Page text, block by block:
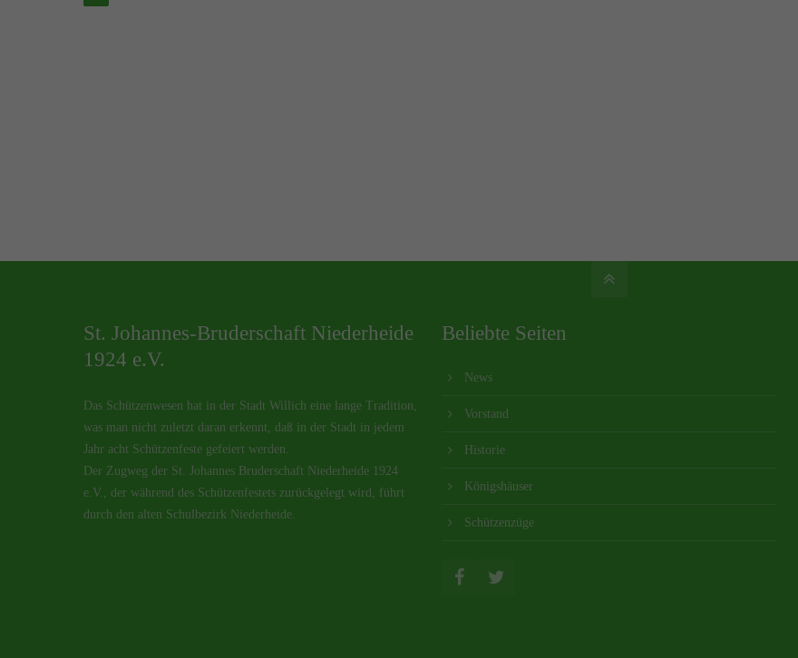
St. Johannes-Bruderschaft Niederheide
1924 e.V.
Das Schützenwesen hat in der Stadt Willich eine lange Tradition,
was man nicht zuletzt daran erkennt, daß in der Stadt in jedem
Jahr acht Schützenfeste gefeiert werden.
Der Zugweg der St. Johannes Bruderschaft Niederheide 1924
e.V., der während des Schützenfestets zurückgelegt wird, führt
durch den alten Schulbezirk Niederheide.
Beliebte Seiten
News
Vorstand
Historie
Königshäuser
Schützenzüge